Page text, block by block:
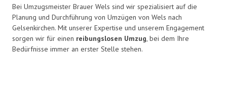
Bei Umzugsmeister Brauer Wels sind wir spezialisiert auf die
Planung und Durchführung von Umzügen von Wels nach
Gelsenkirchen. Mit unserer Expertise und unserem Engagement
sorgen wir für einen reibungslosen Umzug, bei dem Ihre
Bedürfnisse immer an erster Stelle stehen.